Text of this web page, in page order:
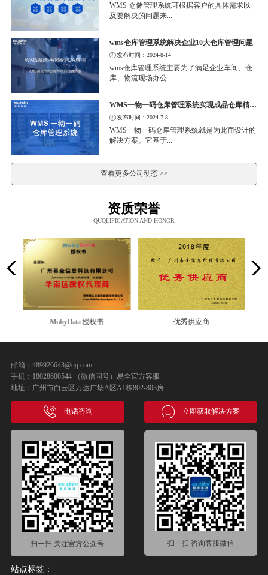
WMS 仓储管理系统可根据客户的具体需求以
及要解决的问题来...
wms仓库管理系统解决企业10大仓库管理问题
发布时间：2024-8-14
wms仓库管理系统主要为了满足企业车间、仓
库、物流现场办公...
WMS一物一码仓库管理系统实现成品仓库精细化管理
发布时间：2024-7-8
WMS一物一码仓库管理系统就是为此而设计的
解决方案。它基于...
查看更多公司动态 >>
资质荣誉
QUQLIFICATION AND HONOR
优秀供应商 吉安商会会员单位
邮箱：489926643@qq.com
手机：18028600544 （微信同号）易全官方客服
地址：广州市白云区万达广场A区A1栋802-803房
电话咨询 立即获取解决方案
扫一扫 关注官方公众号 扫一扫 咨询客服微信
站点标签：